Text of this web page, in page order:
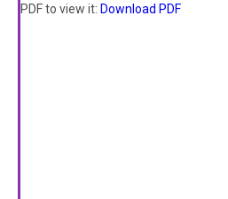
PDF to view it: Download PDF